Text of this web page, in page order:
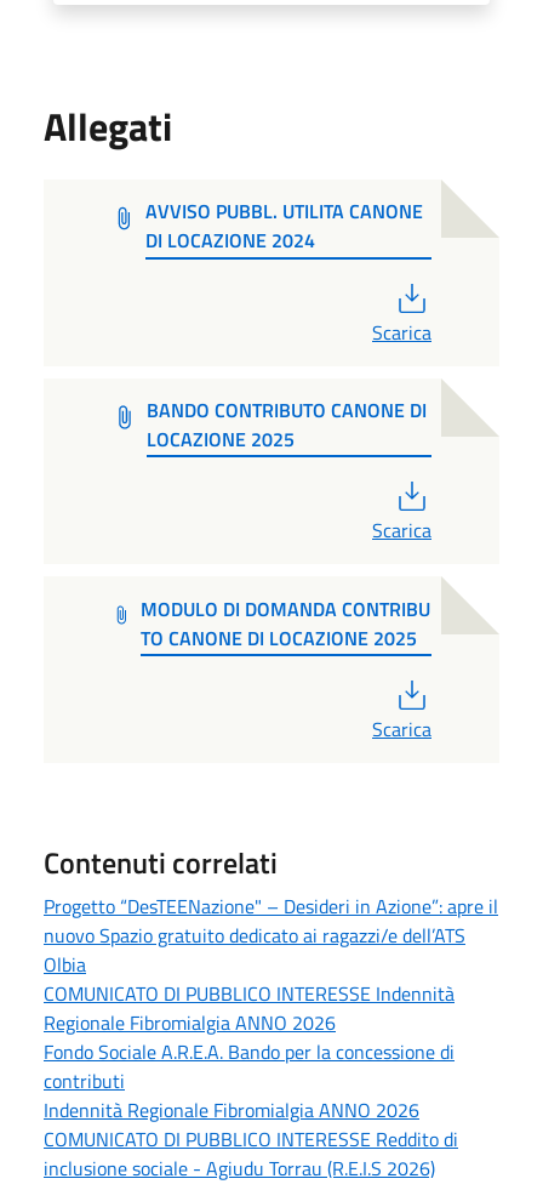
Allegati
AVVISO PUBBL. UTILITA CANONE
DI LOCAZIONE 2024
Scarica
BANDO CONTRIBUTO CANONE DI
LOCAZIONE 2025
Scarica
MODULO DI DOMANDA CONTRIBU
TO CANONE DI LOCAZIONE 2025
Scarica
Contenuti correlati
Progetto “DesTEENazione" – Desideri in Azione”: apre il
nuovo Spazio gratuito dedicato ai ragazzi/e dell’ATS
Olbia
COMUNICATO DI PUBBLICO INTERESSE Indennità
Regionale Fibromialgia ANNO 2026
Fondo Sociale A.R.E.A. Bando per la concessione di
contributi
Indennità Regionale Fibromialgia ANNO 2026
COMUNICATO DI PUBBLICO INTERESSE Reddito di
inclusione sociale - Agiudu Torrau (R.E.I.S 2026)